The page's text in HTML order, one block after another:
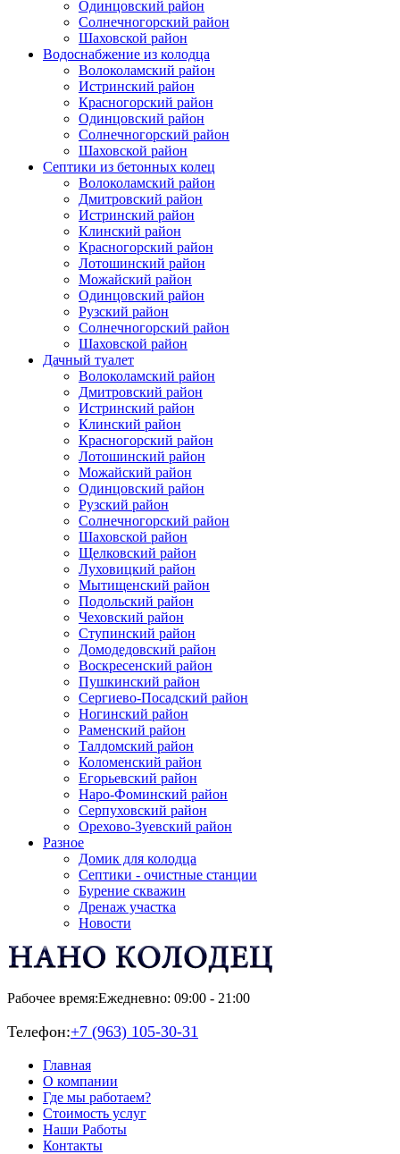
Одинцовский район
Солнечногорский район
Шаховской район
Водоснабжение из колодца
Волоколамский район
Истринский район
Красногорский район
Одинцовский район
Солнечногорский район
Шаховской район
Септики из бетонных колец
Волоколамский район
Дмитровский район
Истринский район
Клинский район
Красногорский район
Лотошинский район
Можайский район
Одинцовский район
Рузский район
Солнечногорский район
Шаховской район
Дачный туалет
Волоколамский район
Дмитровский район
Истринский район
Клинский район
Красногорский район
Лотошинский район
Можайский район
Одинцовский район
Рузский район
Солнечногорский район
Шаховской район
Щелковский район
Луховицкий район
Мытищенский район
Подольский район
Чеховский район
Ступинский район
Домодедовский район
Воскресенский район
Пушкинский район
Сергиево-Посадский район
Ногинский район
Раменский район
Талдомский район
Коломенский район
Егорьевский район
Наро-Фоминский район
Серпуховский район
Орехово-Зуевский район
Разное
Домик для колодца
Септики - очистные станции
Бурение скважин
Дренаж участка
Новости
Рабочее время:Ежедневно: 09:00 - 21:00
Телефон:+7 (963) 105-30-31
Главная
О компании
Где мы работаем?
Стоимость услуг
Наши Работы
Контакты